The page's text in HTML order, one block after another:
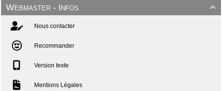

Webmaster - Infos
Nous contacter
Recommander
Version texte
Mentions Légales